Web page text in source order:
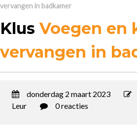
vervangen in badkamer
Klus Voegen en
vervangen in
donderdag 2 maart 2023
Leur
0 reacties